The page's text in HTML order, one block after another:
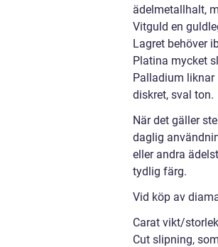
ädelmetallhalt,
Vitguld en
Lagret behöver
Platina mycket
Palladium liknar
diskret, sval ton.
När det gäller
daglig
eller andra
tydlig färg.
Vid köp av
Carat vikt/storlek
Cut slipning,